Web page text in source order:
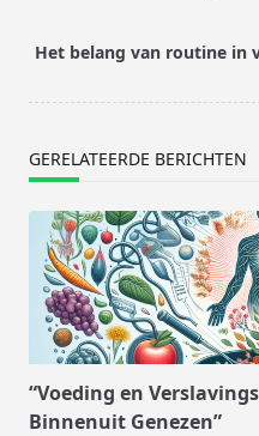
reader-
text">Pagina</span>
Het belang van routine in
GERELATEERDE BERICHTEN
“Voeding en
Binnenuit Genezen”